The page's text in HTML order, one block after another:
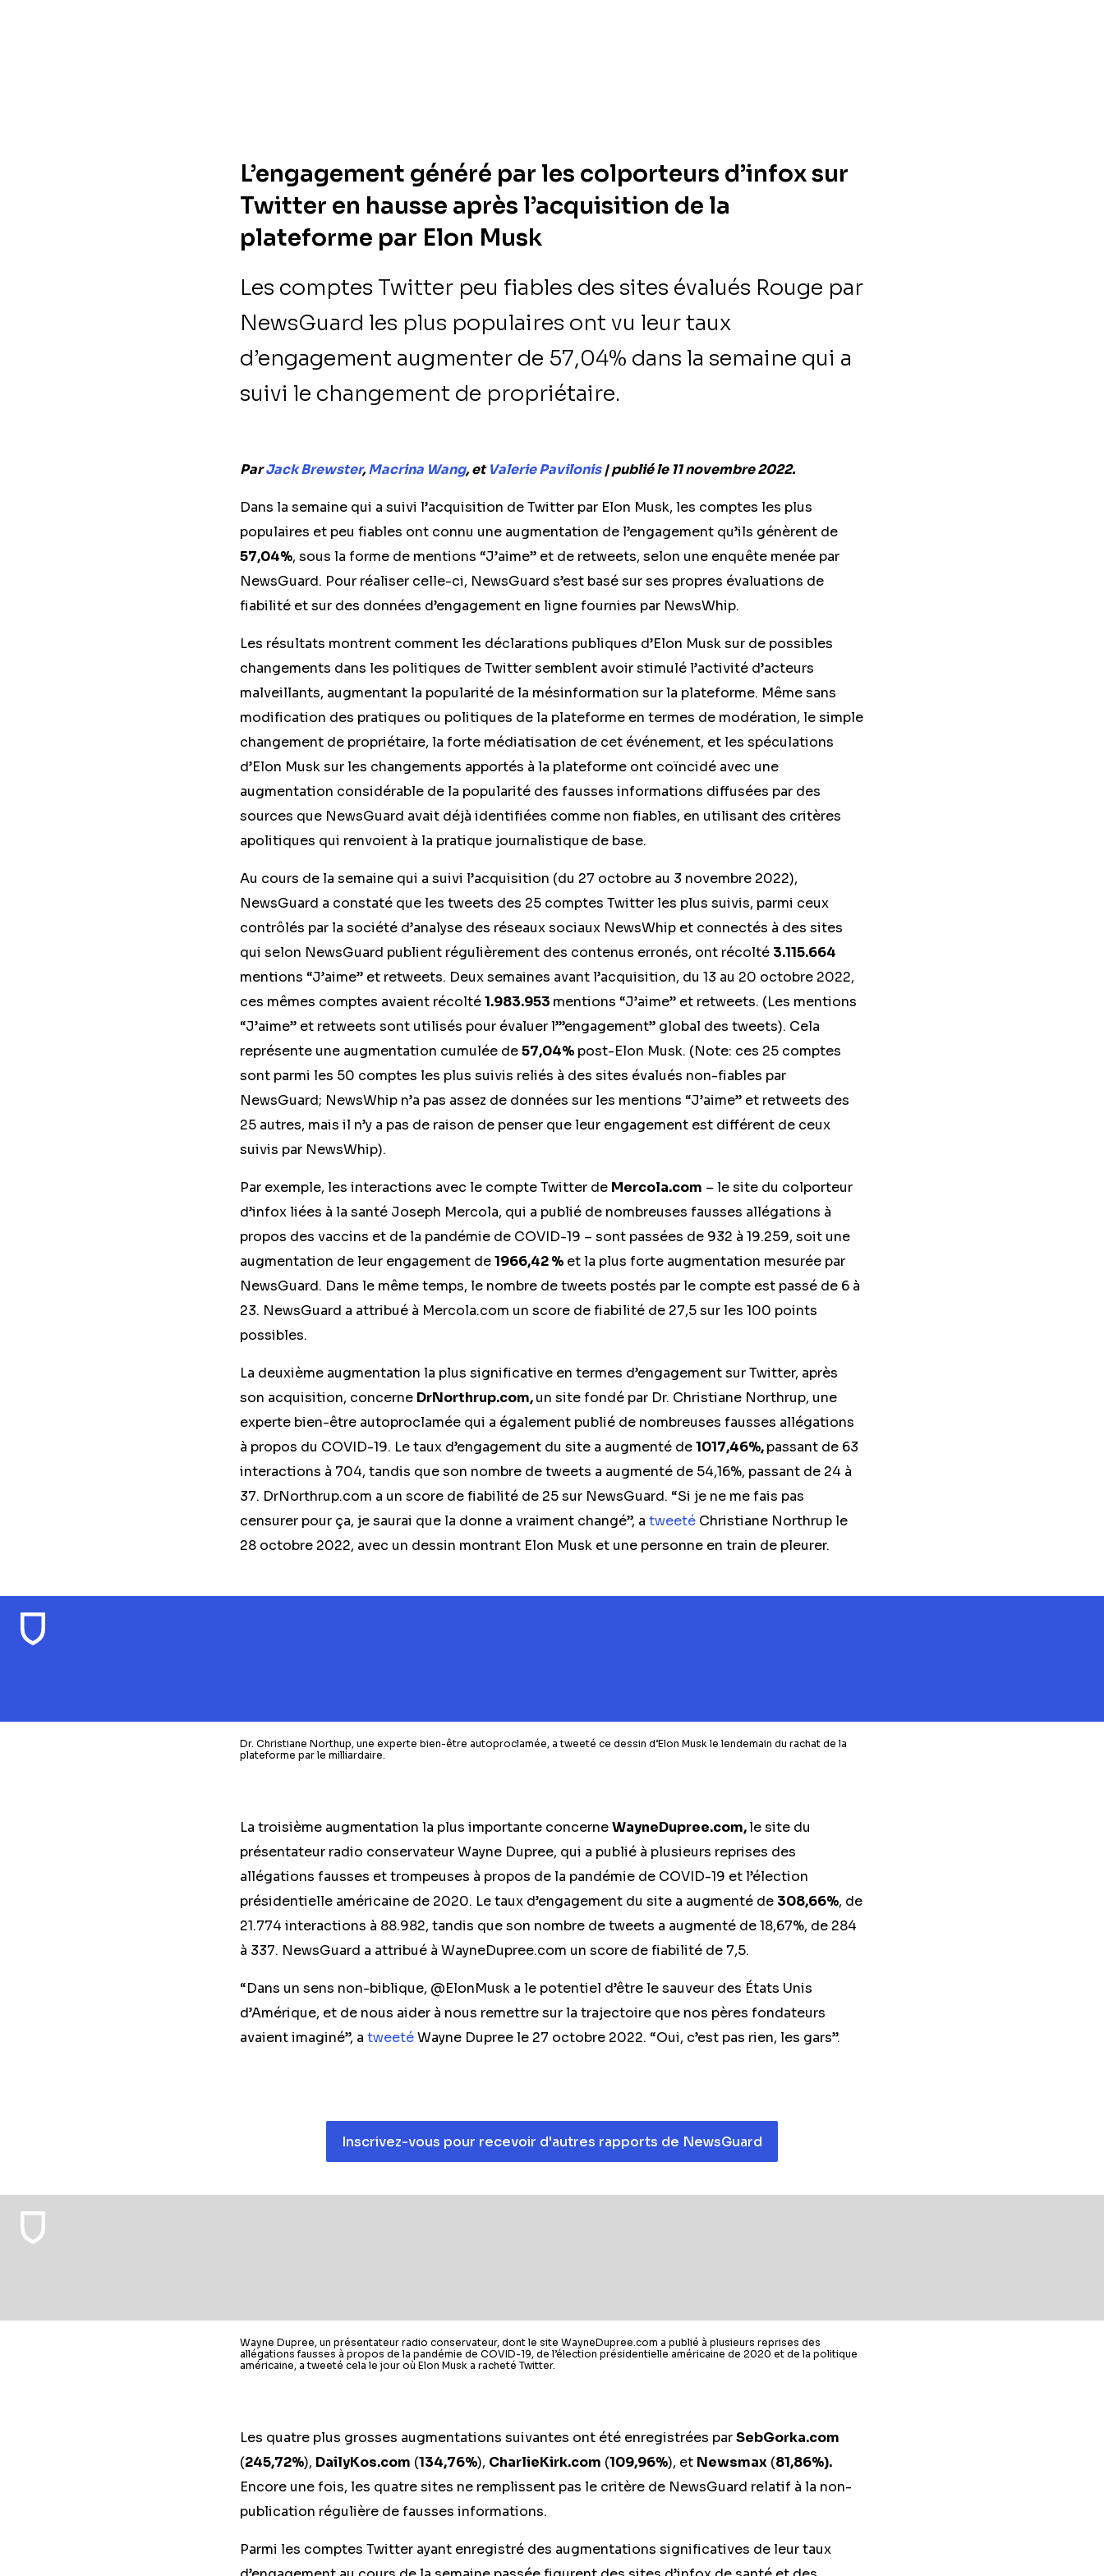
L’engagement généré par les colporteurs d’infox sur
Twitter en hausse après l’acquisition de la
plateforme par Elon Musk
Les comptes Twitter peu fiables des sites évalués Rouge par
NewsGuard les plus populaires ont vu leur taux
d’engagement augmenter de 57,04% dans la semaine qui a
suivi le changement de propriétaire.
ParJack Brewster,Macrina Wang, etValerie Pavilonis| publié le 11 novembre 2022.
Dans la semaine qui a suivi l’acquisition de Twitter par Elon Musk, les comptes les plus
populaires et peu fiables ont connu une augmentation de l’engagement qu’ils génèrent de
57,04%, sous la forme de mentions “J’aime” et de retweets, selon une enquête menée par
NewsGuard. Pour réaliser celle-ci, NewsGuard s’est basé sur ses propres évaluations de
fiabilité et sur des données d’engagement en ligne fournies par NewsWhip.
Les résultats montrent comment les déclarations publiques d’Elon Musk sur de possibles
changements dans les politiques de Twitter semblent avoir stimulé l’activité d’acteurs
malveillants, augmentant la popularité de la mésinformation sur la plateforme. Même sans
modification des pratiques ou politiques de la plateforme en termes de modération, le simple
changement de propriétaire, la forte médiatisation de cet événement, et les spéculations
d’Elon Musk sur les changements apportés à la plateforme ont coïncidé avec une
augmentation considérable de la popularité des fausses informations diffusées par des
sources que NewsGuard avait déjà identifiées comme non fiables, en utilisant des critères
apolitiques qui renvoient à la pratique journalistique de base.
Au cours de la semaine qui a suivi l’acquisition (du 27 octobre au 3 novembre 2022),
NewsGuard a constaté que les tweets des 25 comptes Twitter les plus suivis, parmi ceux
contrôlés par la société d’analyse des réseaux sociaux NewsWhip et connectés à des sites
qui selon NewsGuard publient régulièrement des contenus erronés, ont récolté 3.115.664
mentions “J’aime” et retweets. Deux semaines avant l’acquisition, du 13 au 20 octobre 2022,
ces mêmes comptes avaient récolté1.983.953 mentions “J’aime” et retweets. (Les mentions
“J’aime” et retweets sont utilisés pour évaluer l’”engagement” global des tweets). Cela
représente une augmentation cumulée de57,04% post-Elon Musk. (Note: ces 25 comptes
sont parmi les 50 comptes les plus suivis reliés à des sites évalués non-fiables par
NewsGuard; NewsWhip n’a pas assez de données sur les mentions “J’aime” et retweets des
25 autres, mais il n’y a pas de raison de penser que leur engagement est différent de ceux
suivis par NewsWhip).
Par exemple, les interactions avec le compte Twitter de Mercola.com – le site du colporteur
d’infox liées à la santé Joseph Mercola, qui a publié de nombreuses fausses allégations à
propos des vaccins et de la pandémie de COVID-19 – sont passées de 932 à 19.259, soit une
augmentation de leur engagement de1966,42 % et la plus forte augmentation mesurée par
NewsGuard. Dans le même temps, le nombre de tweets postés par le compte est passé de 6 à
23. NewsGuard a attribué à Mercola.com un score de fiabilité de 27,5 sur les 100 points
possibles.
La deuxième augmentation la plus significative en termes d’engagement sur Twitter, après
son acquisition, concerne DrNorthrup.com,un site fondé par Dr. Christiane Northrup, une
experte bien-être autoproclamée qui a également publié de nombreuses fausses allégations
à propos du COVID-19. Le taux d’engagement du site a augmenté de1017,46%,passant de 63
interactions à 704, tandis que son nombre de tweets a augmenté de 54,16%, passant de 24 à
37. DrNorthrup.com a un score de fiabilité de 25 sur NewsGuard. “Si je ne me fais pas
censurer pour ça, je saurai que la donne a vraiment changé”, a tweeté Christiane Northrup le
28 octobre 2022, avec un dessin montrant Elon Musk et une personne en train de pleurer.
Dr. Christiane Northup, une experte bien-être autoproclamée, a tweeté ce dessin d’Elon Musk le lendemain du rachat de la
plateforme par le milliardaire.
La troisième augmentation la plus importante concerneWayneDupree.com,le site du
présentateur radio conservateur Wayne Dupree, qui a publié à plusieurs reprises des
allégations fausses et trompeuses à propos de la pandémie de COVID-19 et l’élection
présidentielle américaine de 2020. Le taux d’engagement du site a augmenté de 308,66%, de
21.774 interactions à 88.982, tandis que son nombre de tweets a augmenté de 18,67%, de 284
à 337. NewsGuard a attribué à WayneDupree.com un score de fiabilité de 7,5.
“Dans un sens non-biblique, @ElonMusk a le potentiel d’être le sauveur des États Unis
d’Amérique, et de nous aider à nous remettre sur la trajectoire que nos pères fondateurs
avaient imaginé”, a tweetéWayne Dupree le 27 octobre 2022. “Oui, c’est pas rien, les gars”.
Inscrivez-vous pour recevoir d'autres rapports de NewsGuard
Wayne Dupree, un présentateur radio conservateur, dont le site WayneDupree.com a publié à plusieurs reprises des
allégations fausses à propos de la pandémie de COVID-19, de l’élection présidentielle américaine de 2020 et de la politique
américaine, a tweeté cela le jour où Elon Musk a racheté Twitter.
Les quatre plus grosses augmentations suivantes ont été enregistrées parSebGorka.com
(245,72%), DailyKos.com (134,76%), CharlieKirk.com (109,96%), et Newsmax (81,86%).
Encore une fois, les quatre sites ne remplissent pas le critère de NewsGuard relatif à la non-
publication régulière de fausses informations.
Parmi les comptes Twitter ayant enregistré des augmentations significatives de leur taux